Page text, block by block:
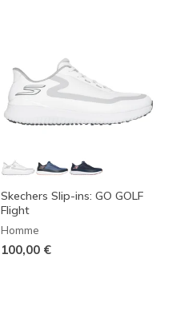
Skechers Slip-ins: GO GOLF
Flight
Homme
100,00 €